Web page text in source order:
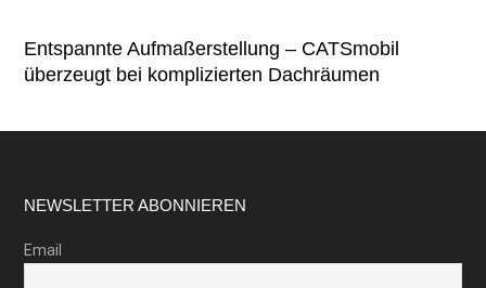
Entspannte Aufmaßerstellung – CATSmobil
überzeugt bei komplizierten Dachräumen
Footer
NEWSLETTER ABONNIEREN
Email